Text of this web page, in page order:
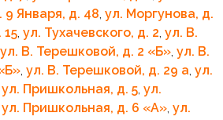
9 Января, д. 48, ул. Моргунова, д.
, ул. Тухачевского, д. 2, ул. В.
ул. В. Терешковой, д. 2 «Б», ул. В.
, ул. В. Терешковой, д. 29 а, ул.
ул. Пришкольная, д. 5, ул.
ул. Пришкольная, д. 6 «A», ул.